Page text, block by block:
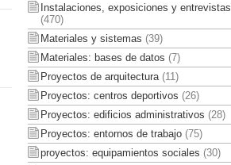
Instalaciones, exposiciones y entrevistas
(470)
Materiales y sistemas (39)
Materiales: bases de datos (7)
Proyectos de arquitectura(11)
Proyectos: centros deportivos (26)
Proyectos: edificios administrativos (28)
Proyectos: entornos de trabajo(75)
proyectos: equipamientos sociales (30)